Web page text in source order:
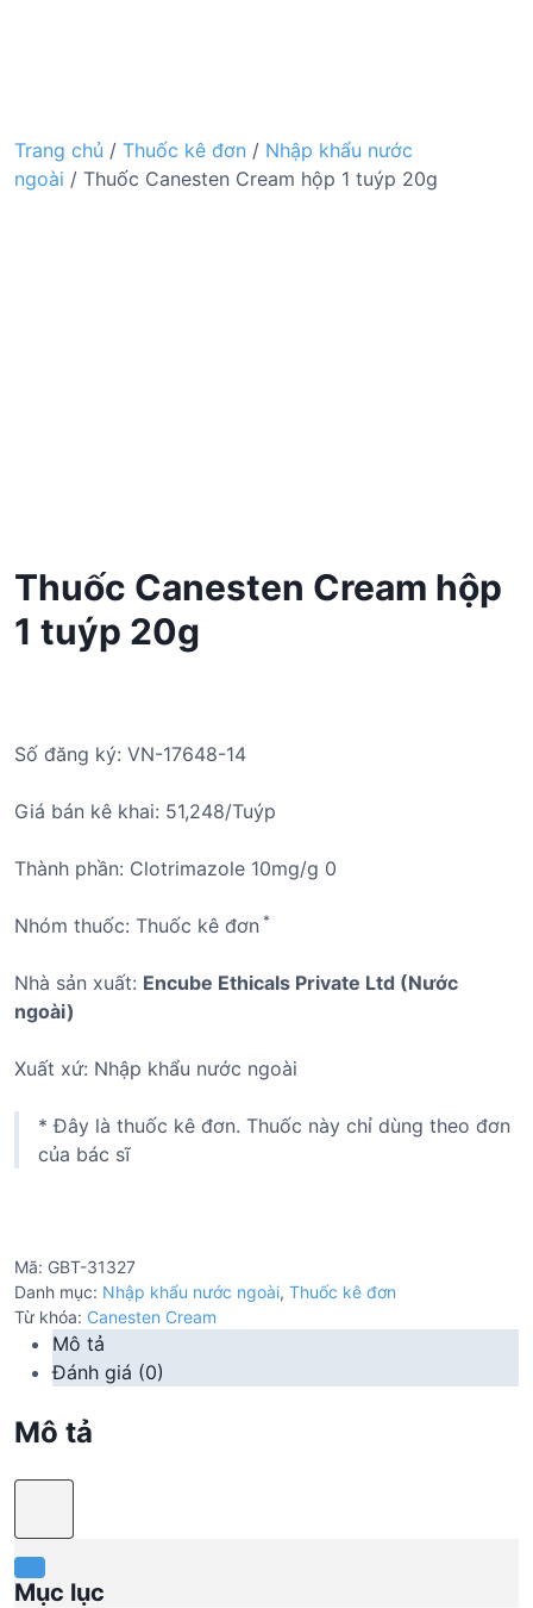
Trang chủ / Thuốc kê đơn / Nhập khẩu nước
ngoài / Thuốc Canesten Cream hộp 1 tuýp 20g
Thuốc Canesten Cream hộp
1 tuýp 20g
Số đăng ký: VN-17648-14
Giá bán kê khai: 51,248/Tuýp
Thành phần: Clotrimazole 10mg/g 0
Nhóm thuốc: Thuốc kê đơn *
Nhà sản xuất: Encube Ethicals Private Ltd (Nước
ngoài)
Xuất xứ: Nhập khẩu nước ngoài
* Đây là thuốc kê đơn. Thuốc này chỉ dùng theo đơn
của bác sĩ
Mã: GBT-31327
Danh mục: Nhập khẩu nước ngoài, Thuốc kê đơn
Từ khóa: Canesten Cream
Mô tả
Đánh giá (0)
Mô tả
Mục lục